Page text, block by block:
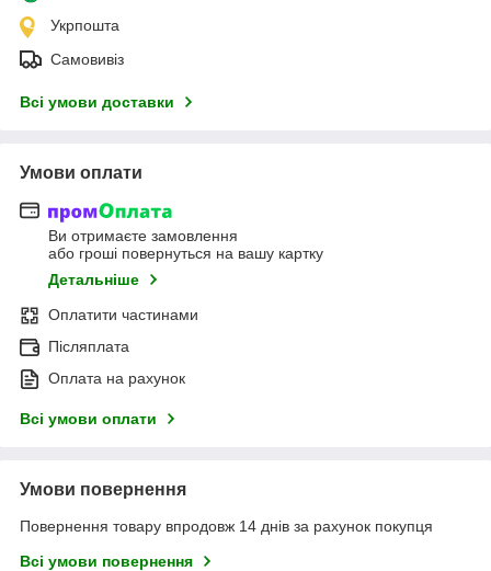
Укрпошта
Самовивіз
Всі умови доставки
Умови оплати
Ви отримаєте замовлення
або гроші повернуться на вашу картку
Детальніше
Оплатити частинами
Післяплата
Оплата на рахунок
Всі умови оплати
Умови повернення
Повернення товару впродовж 14 днів за рахунок покупця
Всі умови повернення